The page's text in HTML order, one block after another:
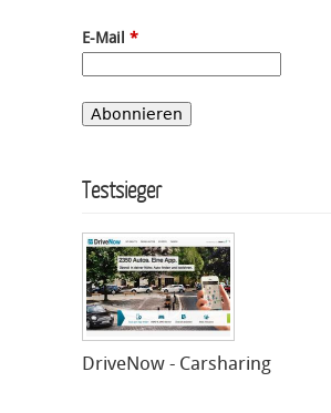
E-Mail *
Testsieger
DriveNow - Carsharing